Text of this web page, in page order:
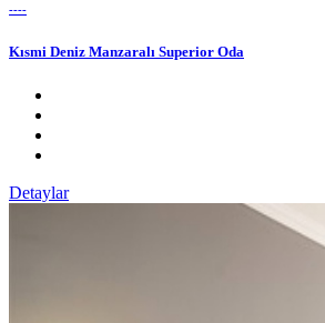
----
Kısmi Deniz Manzaralı Superior Oda
Detaylar